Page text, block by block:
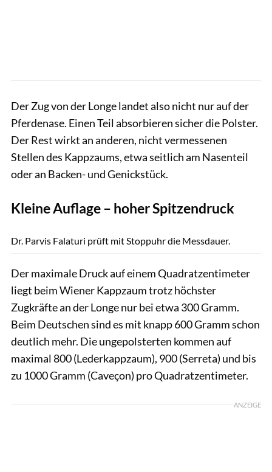
Der Zug von der Longe landet also nicht nur auf der
Pferdenase. Einen Teil absorbieren sicher die Polster.
Der Rest wirkt an anderen, nicht vermessenen
Stellen des Kappzaums, etwa seitlich am Nasenteil
oder an Backen- und Genickstück.
Kleine Auflage – hoher Spitzendruck
Dr. Parvis Falaturi prüft mit Stoppuhr die Messdauer.
Der maximale Druck auf einem Quadratzentimeter
liegt beim Wiener Kappzaum trotz höchster
Zugkräfte an der Longe nur bei etwa 300 Gramm.
Beim Deutschen sind es mit knapp 600 Gramm schon
deutlich mehr. Die ungepolsterten kommen auf
maximal 800 (Lederkappzaum), 900 (Serreta) und bis
zu 1000 Gramm (Caveçon) pro Quadratzentimeter.
ANZEIGE